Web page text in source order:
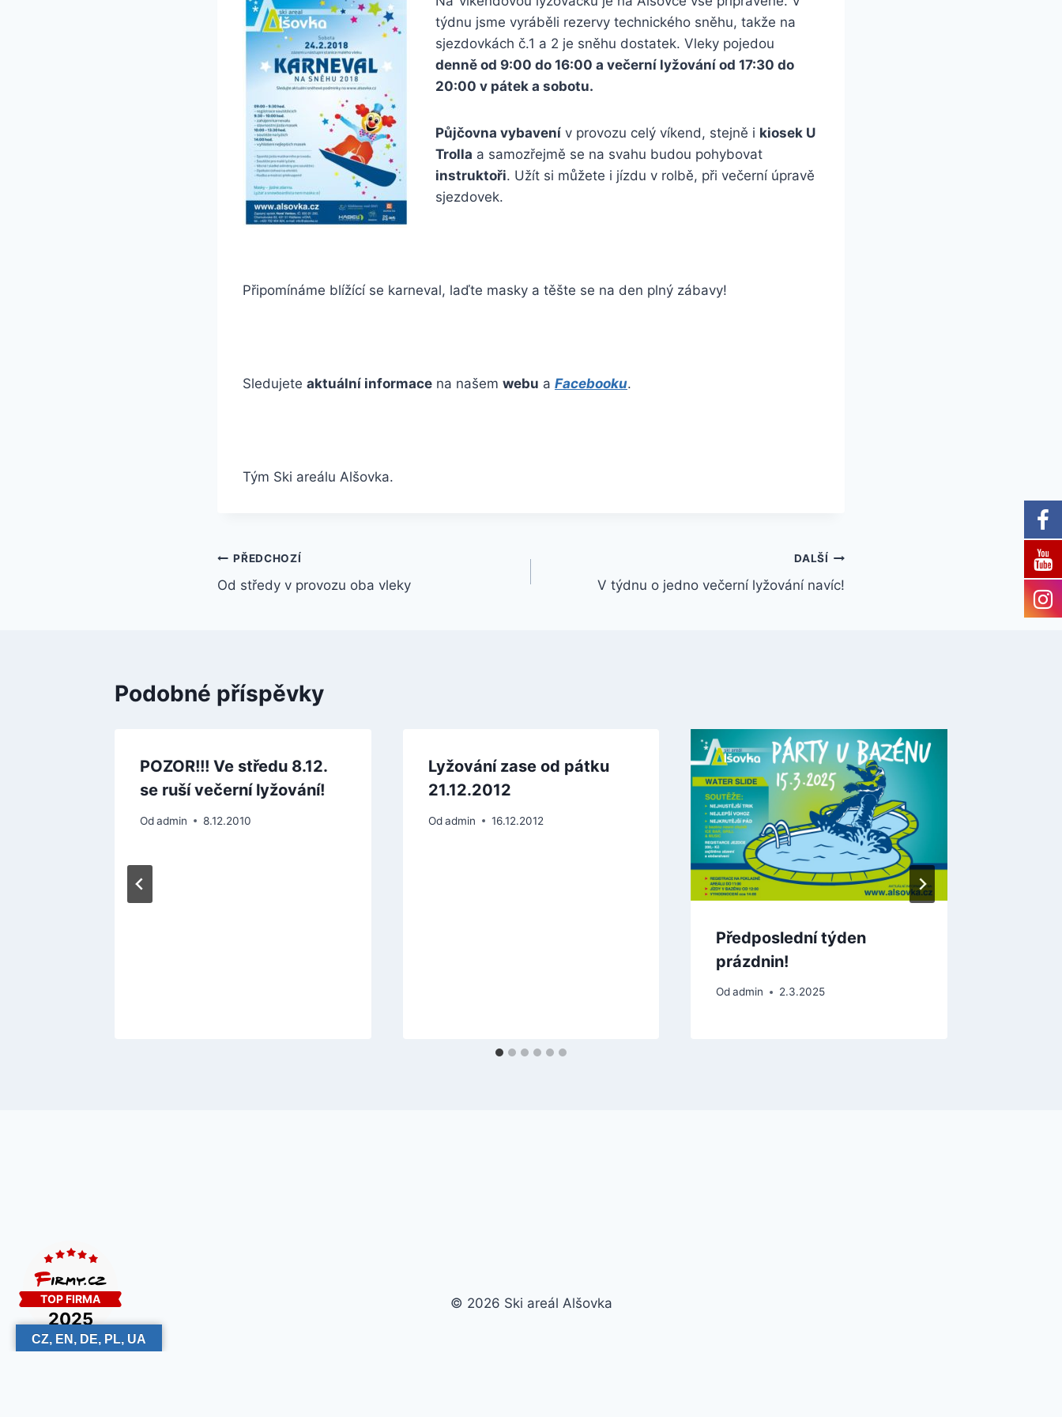
týdnu jsme vyráběli rezervy technického sněhu, takže na
sjezdovkách č.1 a 2 je sněhu dostatek. Vleky pojedou
denně od 9:00 do 16:00 a večerní lyžování od 17:30 do
20:00 v pátek a sobotu.
Půjčovna vybavení v provozu celý víkend, stejně i kiosek U
Trolla a samozřejmě se na svahu budou pohybovat
instruktoři. Užít si můžete i jízdu v rolbě, při večerní úpravě
sjezdovek.
Připomínáme blížící se karneval, laďte masky a těšte se na den plný zábavy!
Sledujete aktuální informace na našem webu a Facebooku.
Tým Ski areálu Alšovka.
Navigace
pro
PŘEDCHOZÍ
Od středy v provozu oba vleky
DALŠÍ
V týdnu o jedno večerní lyžování navíc!
Podobné příspěvky
POZOR!!! Ve středu 8.12.
se ruší večerní lyžování!
Odadmin 8.12.2010
Lyžování zase od pátku
21.12.2012
Od admin 16.12.2012
Předposlední týden
prázdnin!
Od admin 2.3.2025
© 2026 Ski areál Alšovka
CZ, EN, DE, PL, UA